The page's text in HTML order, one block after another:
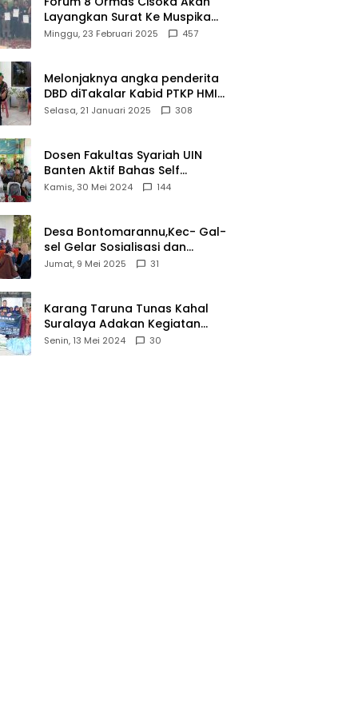
Layangkan Surat Ke Muspika
Atas Adanya Kantor Matel di
Minggu, 23 Februari 2025 457
Melonjaknya angka penderita
DBD diTakalar Kabid PTKP HMI
Cab.Takalar angkat bicara
Selasa, 21 Januari 2025 308
Dosen Fakultas Syariah UIN
Banten Aktif Bahas Self
Declare Halal dalam Forum
Kamis, 30 Mei 2024 144
Desa Bontomarannu,Kec- Gal-
sel Gelar Sosialisasi dan
Bimtek Pemutakhiran Data ID
Jumat, 9 Mei 2025 31
Karang Taruna Tunas Kahal
Suralaya Adakan Kegiatan
Bansos Terhadap Kaum
Senin, 13 Mei 2024 30